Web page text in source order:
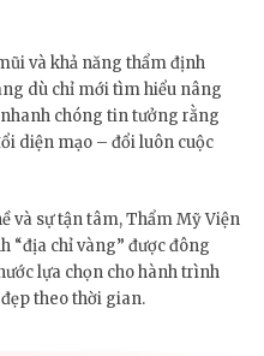
và khả năng thẩm định
dù chỉ mới tìm hiểu nâng
chóng tin tưởng rằng
diện mạo – đổi luôn cuộc
và sự tận tâm, Thẩm Mỹ Viện
“địa chỉ vàng” được đông
lựa chọn cho hành trình
theo thời gian.